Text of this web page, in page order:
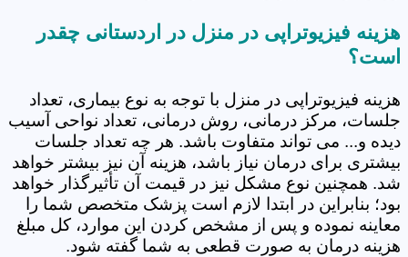
هزینه فیزیوتراپی در منزل در اردستانی چقدر
است؟
هزینه فیزیوتراپی در منزل با توجه به نوع بیماری، تعداد
جلسات، مرکز درمانی، روش درمانی، تعداد نواحی آسیب
دیده و... می تواند متفاوت باشد. هر چه تعداد جلسات
بیشتری برای درمان نیاز باشد، هزینه آن نیز بیشتر خواهد
شد. همچنین نوع مشکل نیز در قیمت آن تأثیرگذار خواهد
بود؛ بنابراین در ابتدا لازم است پزشک متخصص شما را
معاینه نموده و پس از مشخص کردن این موارد، کل مبلغ
هزینه درمان به صورت قطعی به شما گفته شود.